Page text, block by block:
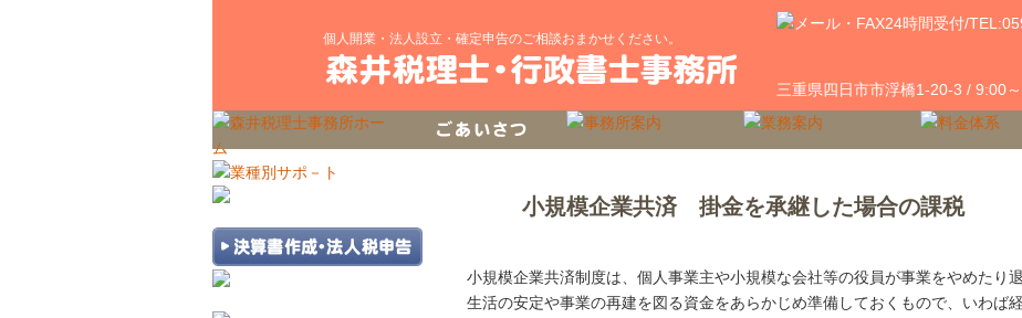
個人開業・法人設立・確定申告のご相談おまかせください。
三重県四日市市浮橋1-20-3 / 9:00～
小規模企業共済 掛金を承継した場合の課税
小規模企業共済制度は、個人事業主や小規模な会社等の役員が事業をやめたり
生活の安定や事業の再建を図る資金をあらかじめ準備しておくもので、いわば